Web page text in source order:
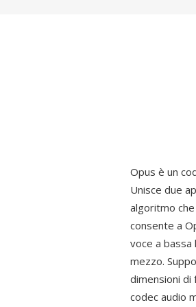
Opus è un
Unisce due
algoritmo
consente a
voce a
mezzo.
dimensioni di
codec audio